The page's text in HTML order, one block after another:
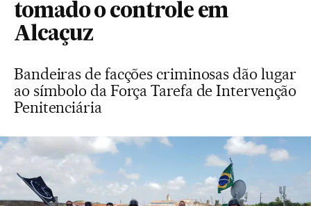
tomado o controle em
Alcaçuz
Bandeiras de facções criminosas dão lugar
ao símbolo da Força Tarefa de Intervenção
Penitenciária